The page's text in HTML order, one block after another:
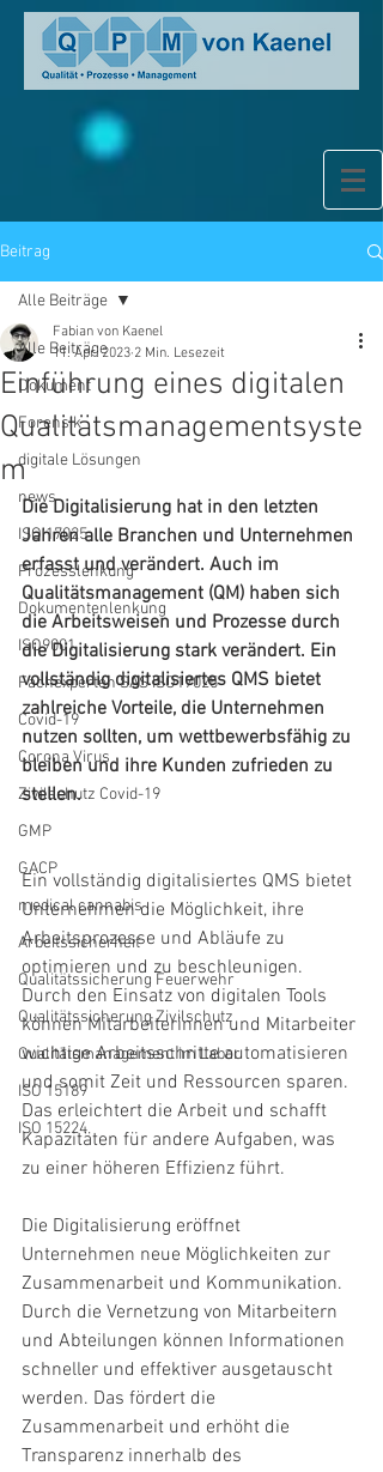
Beitrag
Alle Beiträge
Dokument
Forensik
digitale Lösungen
news
ISO 17025
Prozesslenkung
Dokumentenlenkung
ISO9001
Fachexperten SAS ISO17025
Covid-19
Corona Virus
Zivilschutz Covid-19
GMP
GACP
medical cannabis
Arbeitssicherheit
Qualitätssicherung Feuerwehr
Qualitätssicherung Zivilschutz
Qualitätsmanagement im Labor
ISO 15189
ISO 15224
Alle Beiträge
Einführung eines digitalen
Qualitätsmanagementsyste
m
Fabian von Kaenel
11. Apr. 2023 2 Min. Lesezeit
Die Digitalisierung hat in den letzten
Jahren alle Branchen und Unternehmen
erfasst und verändert. Auch im
Qualitätsmanagement (QM) haben sich
die Arbeitsweisen und Prozesse durch
die Digitalisierung stark verändert. Ein
vollständig digitalisiertes QMS bietet
zahlreiche Vorteile, die Unternehmen
nutzen sollten, um wettbewerbsfähig zu
bleiben und ihre Kunden zufrieden zu
stellen.
Ein vollständig digitalisiertes QMS bietet
Unternehmen die Möglichkeit, ihre
Arbeitsprozesse und Abläufe zu
optimieren und zu beschleunigen.
Durch den Einsatz von digitalen Tools
können Mitarbeiterinnen und Mitarbeiter
wichtige Arbeitsschritte automatisieren
und somit Zeit und Ressourcen sparen.
Das erleichtert die Arbeit und schafft
Kapazitäten für andere Aufgaben, was
zu einer höheren Effizienz führt.
Die Digitalisierung eröffnet
Unternehmen neue Möglichkeiten zur
Zusammenarbeit und Kommunikation.
Durch die Vernetzung von Mitarbeitern
und Abteilungen können Informationen
schneller und effektiver ausgetauscht
werden. Das fördert die
Zusammenarbeit und erhöht die
Transparenz innerhalb des